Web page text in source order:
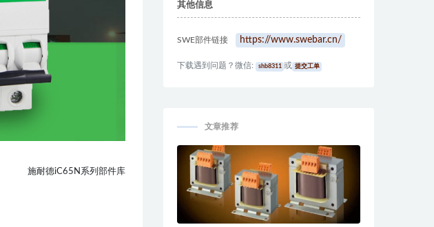
施耐德iC65N系列部件库
其他信息
SWE部件链接 https://www.swebar.cn/
下载遇到问题？微信: shb8311 或 提交工单
文章推荐